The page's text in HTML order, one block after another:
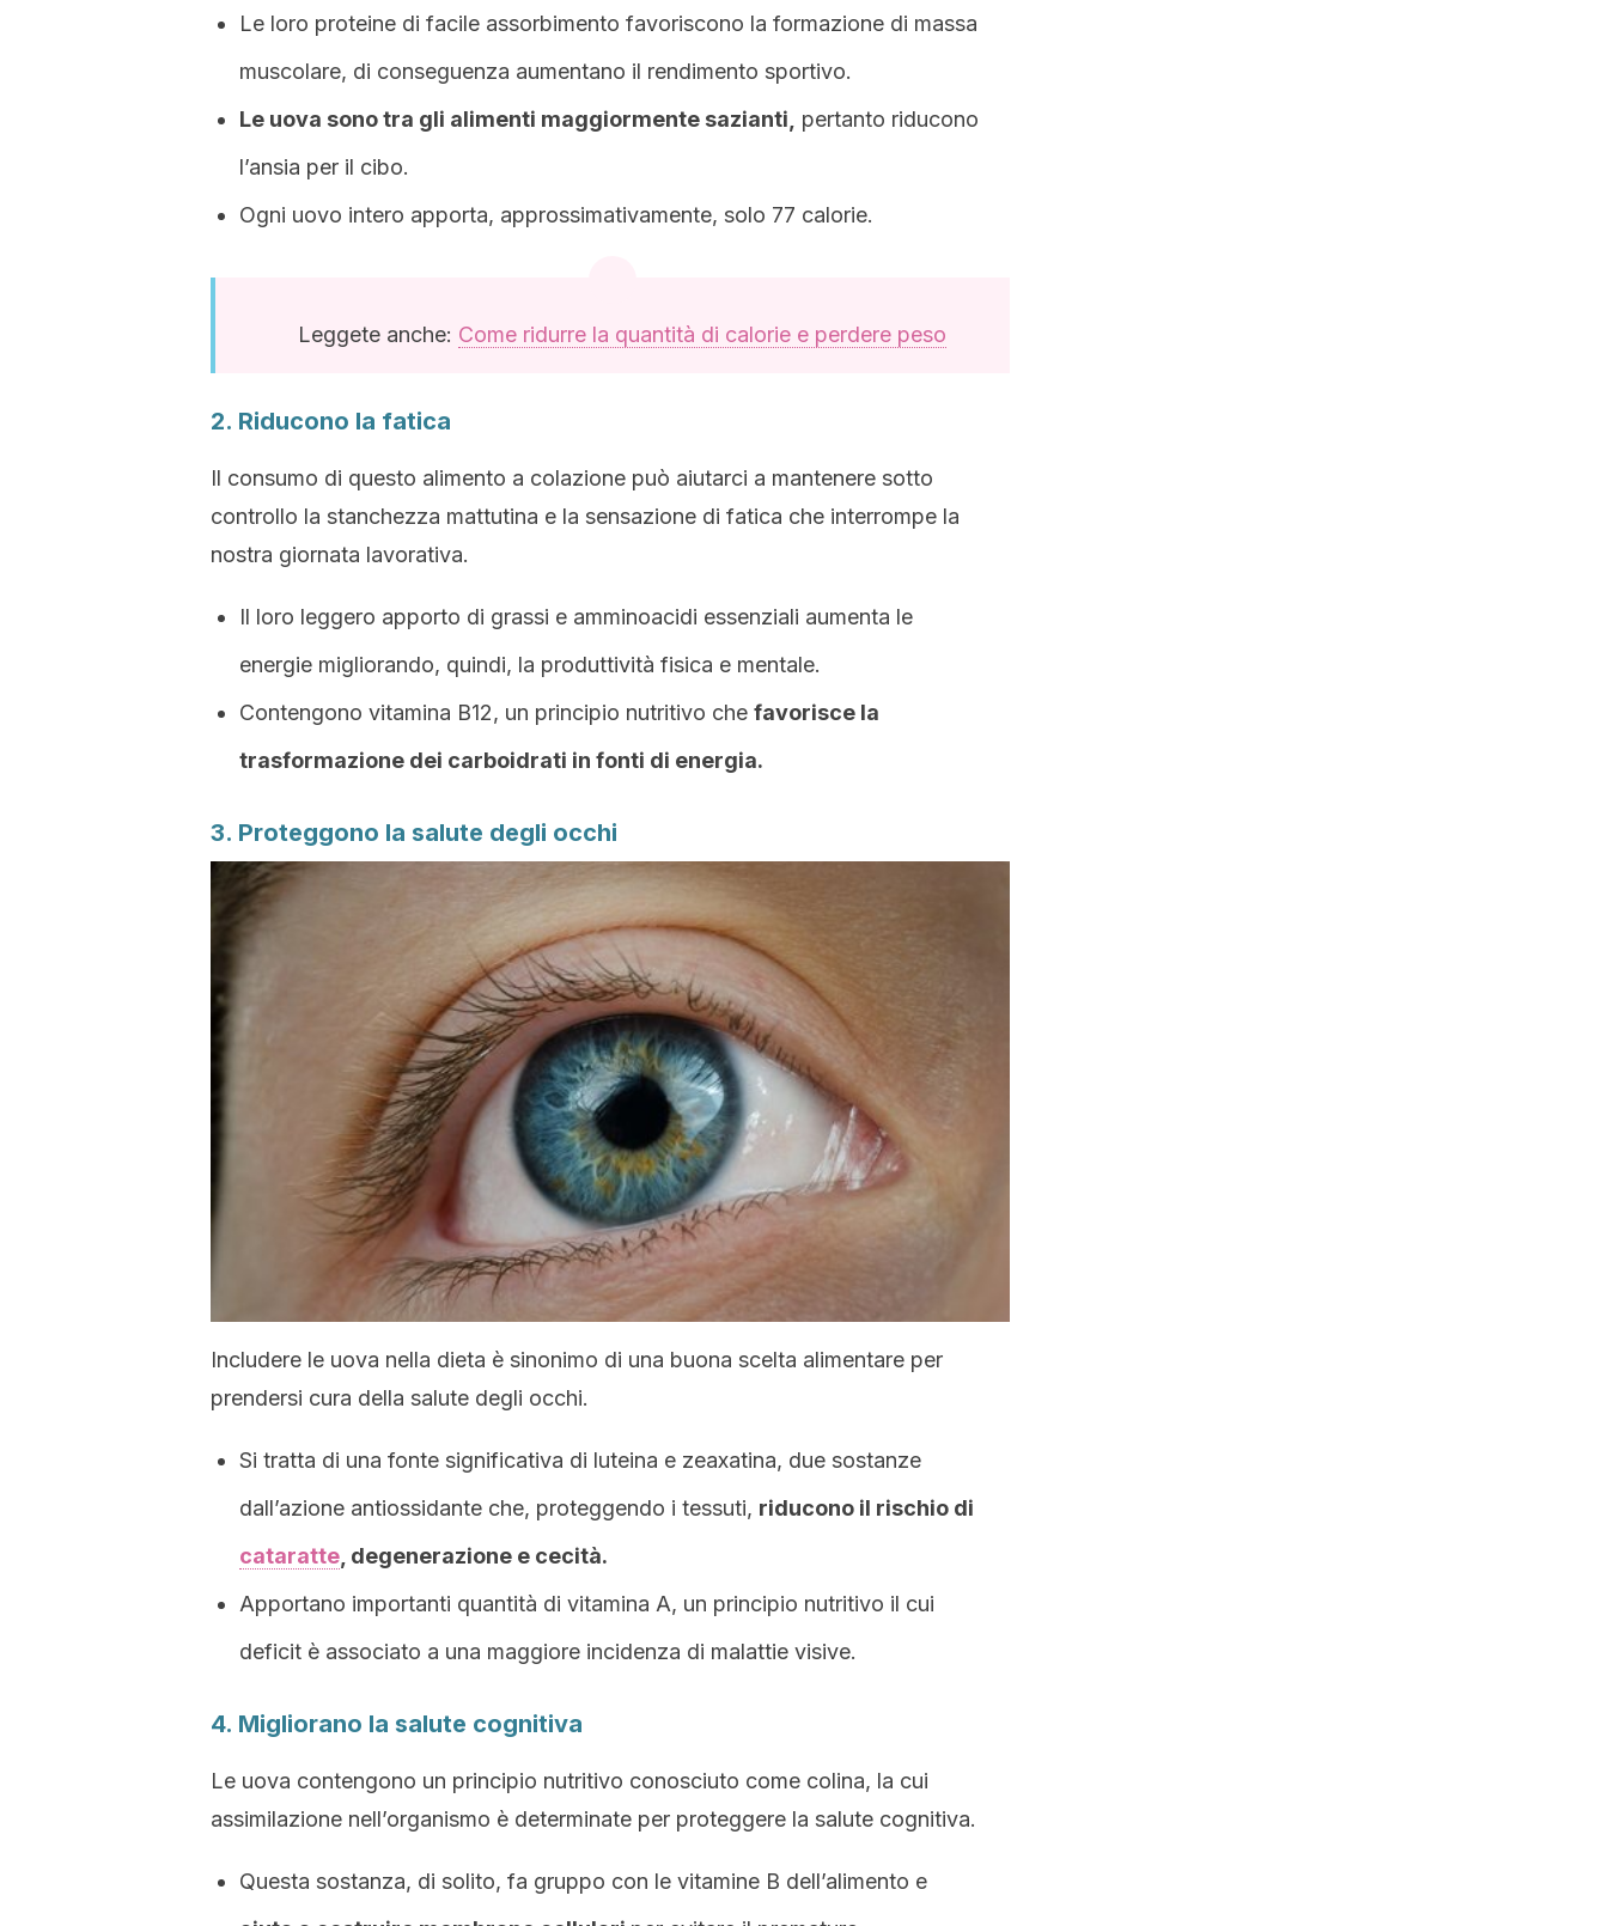
Le loro proteine di facile assorbimento favoriscono la formazione di massa
muscolare, di conseguenza aumentano il rendimento sportivo.
Le uova sono tra gli alimenti maggiormente sazianti,
pertanto riducono
l’ansia per il cibo.
Ogni uovo intero apporta, approssimativamente, solo 77 calorie.
Leggete anche: Come ridurre la quantità di calorie e perdere peso
2. Riducono la fatica
Il consumo di questo alimento a colazione può aiutarci a mantenere sotto
controllo la stanchezza mattutina e la sensazione di fatica che interrompe la
nostra giornata lavorativa.
Il loro leggero apporto di grassi e amminoacidi essenziali aumenta le
energie migliorando, quindi, la produttività fisica e mentale.
Contengono vitamina B12, un principio nutritivo che favorisce la
trasformazione dei carboidrati in fonti di energia.
3. Proteggono la salute degli occhi
Includere le uova nella dieta è sinonimo di una buona scelta alimentare per
prendersi cura della salute degli occhi.
Si tratta di una fonte significativa di luteina e zeaxatina, due sostanze
dall’azione antiossidante che, proteggendo i tessuti, riducono il rischio di
cataratte , degenerazione e cecità.
Apportano importanti quantità di vitamina A, un principio nutritivo il cui
deficit è associato a una maggiore incidenza di malattie visive.
4. Migliorano la salute cognitiva
Le uova contengono un principio nutritivo conosciuto come colina, la cui
assimilazione nell’organismo è determinate per proteggere la salute cognitiva.
Questa sostanza, di solito, fa gruppo con le vitamine B dell’alimento e